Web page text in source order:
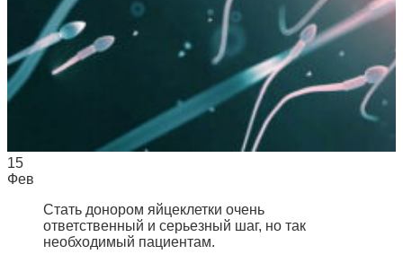
15
Фев
Стать донором яйцеклетки очень
ответственный и серьезный шаг, но так
необходимый пациентам.